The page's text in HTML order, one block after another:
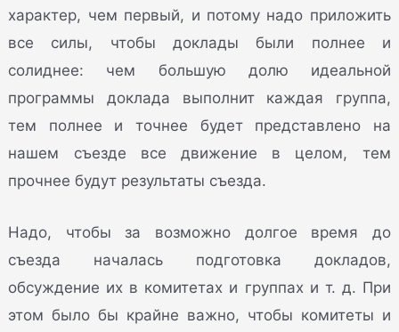
характер, чем первый, и потому надо приложить
все силы, чтобы доклады были полнее и
солиднее: чем большую долю идеальной
программы доклада выполнит каждая группа,
тем полнее и точнее будет представлено на
нашем съезде все движение в целом, тем
прочнее будут результаты съезда.
Надо, чтобы за возможно долгое время до
съезда началась подготовка докладов,
обсуждение их в комитетах и группах и т. д. При
этом было бы крайне важно, чтобы комитеты и